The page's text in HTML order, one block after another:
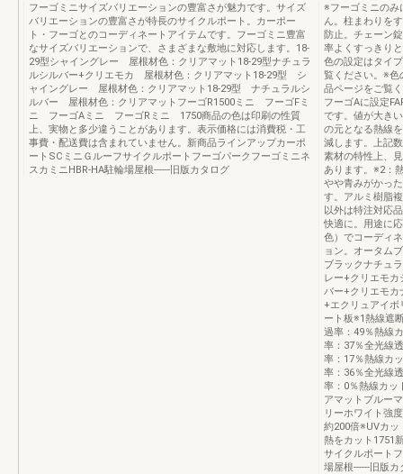
フーゴミニサイズバリエーションの豊富さが魅力です。サイズ
バリエーションの豊富さが特長のサイクルポート。カーポー
ト・フーゴとのコーディネートアイテムです。フーゴミニ豊富
なサイズバリエーションで、さまざまな敷地に対応します。18-
29型シャイングレー 屋根材色：クリアマット18-29型ナチュラ
ルシルバー+クリエモカ 屋根材色：クリアマット18-29型 シ
ャイングレー 屋根材色：クリアマット18-29型 ナチュラルシ
ルバー 屋根材色：クリアマットフーゴR1500ミニ フーゴFミ
ニ フーゴAミニ フーゴRミニ 1750商品の色は印刷の性質
上、実物と多少違うことがあります。表示価格には消費税・工
事費・配送費は含まれていません。新商品ラインアップカーポ
ートSCミニＧルーフサイクルポートフーゴパークフーゴミニネ
スカミニHBR-HA駐輪場屋根------旧版カタログ
※フーゴミニのみ
ん。柱まわりを
防止。チェーン
率よくすっきり
色の設定はタイ
覧ください。※色
品ページをご覧
フーゴAに設定
です。値が大き
の元となる熱線
減します。上記
素材の特性上、
あります。※2：
やや青みがかっ
す。アルミ樹脂
以外は特注対応
快適に。用途に
色）でコーディ
ョン。オータム
ブラックナチュ
レー+クリエモ
バー+クリエモカ
+エクリュアイボ
ート板※1熱線遮
過率：49％熱線
率：37％全光線
率：17％熱線カ
率：36％全光線
率：0％熱線カッ
アマットブルー
リーホワイト強
約200倍※UVカッ
熱をカット1751
サイクルポート
場屋根------旧版カ